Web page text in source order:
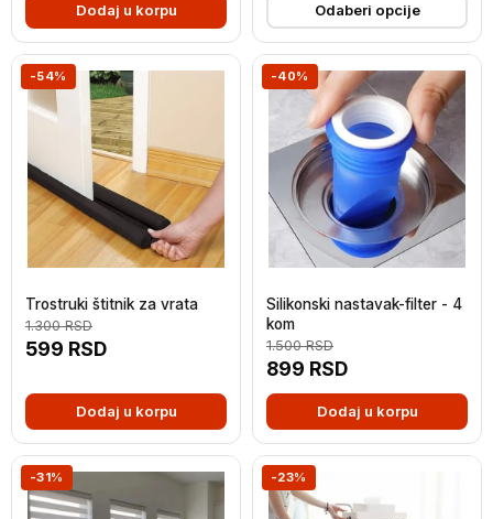
Dodaj u korpu Odaberi opcije
-54%
Trostruki štitnik za vrata
599 RSD
1.300RSD
Dodaj u korpu
-40%
Silikonski nastavak-filter - 4
kom
899 RSD
1.500RSD
Dodaj u korpu
-31% -23%